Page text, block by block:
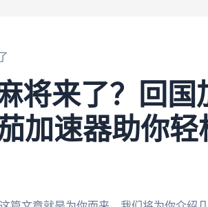
将来了？回国
加速器助你轻